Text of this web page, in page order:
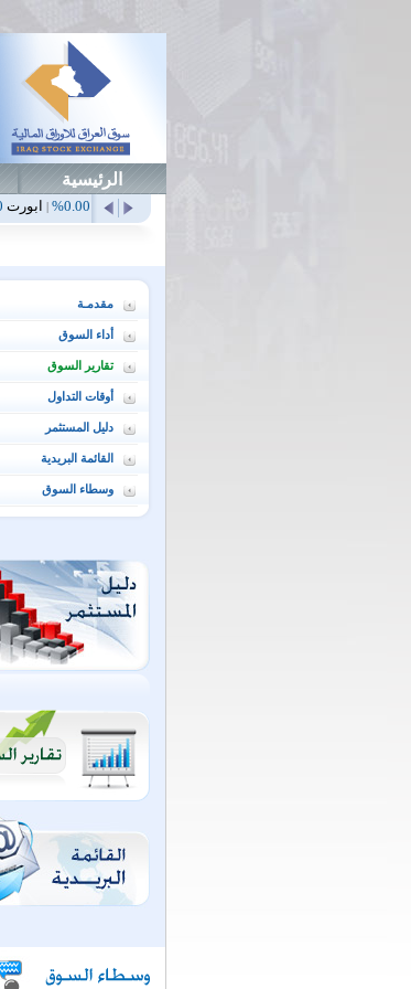
الرئيسية
|ابورت 0.00
مقدمـة
أداء السوق
تقارير السوق
أوقات التداول
دليل المستثمر
القائمة البريدية
وسطاء السوق